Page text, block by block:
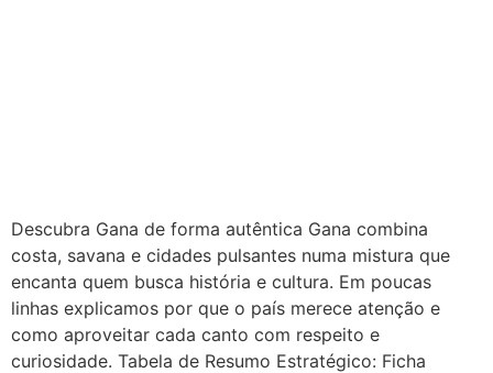
Descubra Gana de forma autêntica Gana combina
costa, savana e cidades pulsantes numa mistura que
encanta quem busca história e cultura. Em poucas
linhas explicamos por que o país merece atenção e
como aproveitar cada canto com respeito e
curiosidade. Tabela de Resumo Estratégico: Ficha